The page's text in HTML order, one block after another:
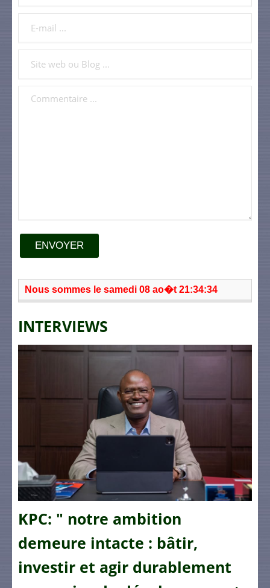
ENVOYER
Nous sommes le samedi 08 ao�t 21:34:34
INTERVIEWS
KPC: " notre ambition
demeure intacte : bâtir,
investir et agir durablement